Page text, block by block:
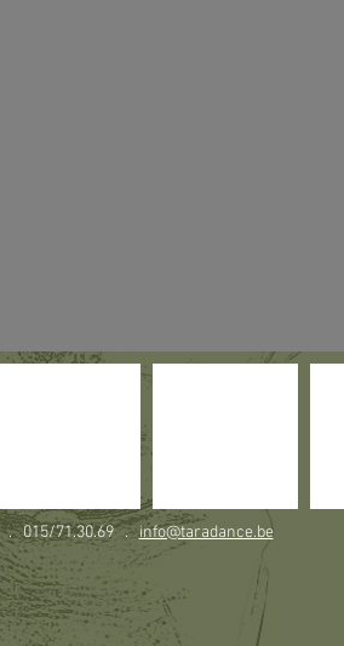
. 015/71.30.69 .info@taradance.be